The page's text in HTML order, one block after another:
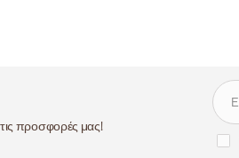
προσφορές μας!